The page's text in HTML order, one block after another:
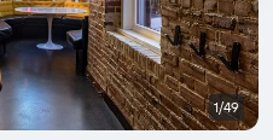
1/49